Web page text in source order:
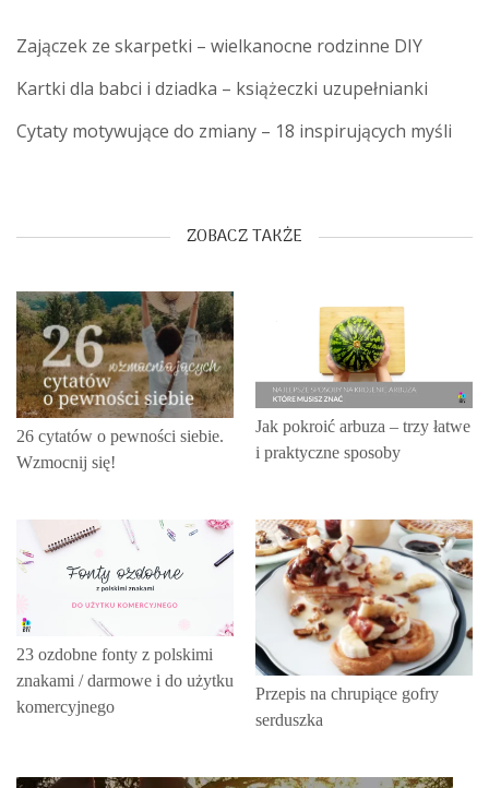
Zajączek ze skarpetki – wielkanocne rodzinne DIY
Kartki dla babci i dziadka – książeczki uzupełnianki
Cytaty motywujące do zmiany – 18 inspirujących myśli
ZOBACZ TAKŻE
26 cytatów o pewności siebie.
Wzmocnij się!
Jak pokroić arbuza – trzy łatwe
i praktyczne sposoby
23 ozdobne fonty z polskimi
znakami / darmowe i do użytku
komercyjnego
Przepis na chrupiące gofry
serduszka